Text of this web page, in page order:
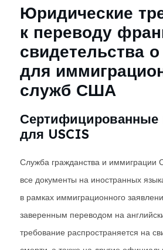
Юридические
к переводу
свидетельства
для
служб США
Сертифицированные
для USCIS
Служба гражданства и иммиграции
все документы на иностранных
в рамках иммиграционного
заверенным переводом на
требование распространяется на